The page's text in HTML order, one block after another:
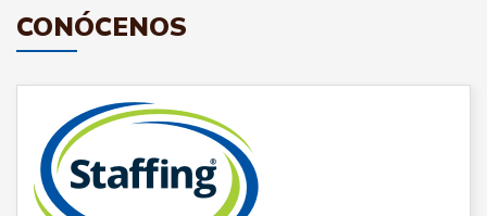
CONÓCENOS